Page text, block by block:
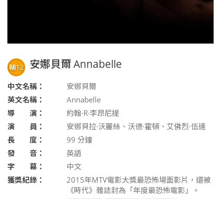
輔12 安娜貝爾 Annabelle
中文名稱：
安娜貝爾
英文名稱：
Annabelle
導 演：
約翰·R·李昂尼提
演 員：
安娜貝拉·沃麗絲、沃德·霍頓、艾佛烈·伍達
長 度：
99 分鐘
發 音：
英語
字 幕：
中文
獲獎紀錄：
2015年MTV電影大獎最恐怖場面影片，還被
《時代》雜誌封為「年度最恐怖電影」。